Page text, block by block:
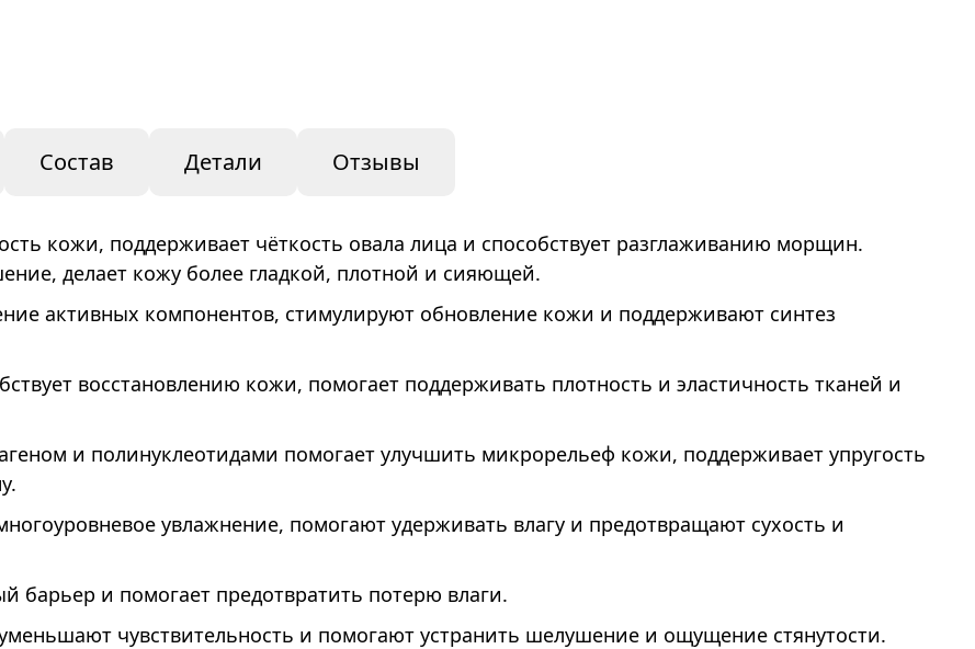
Состав Детали Отзывы
кожи, поддерживает чёткость овала лица и способствует разглаживанию морщин.
делает кожу более гладкой, плотной и сияющей.
активных компонентов, стимулируют обновление кожи и поддерживают синтез
восстановлению кожи, помогает поддерживать плотность и эластичность тканей и
и полинуклеотидами помогает улучшить микрорельеф кожи, поддерживает упругость
увлажнение, помогают удерживать влагу и предотвращают сухость и
барьер и помогает предотвратить потерю влаги.
чувствительность и помогают устранить шелушение и ощущение стянутости.